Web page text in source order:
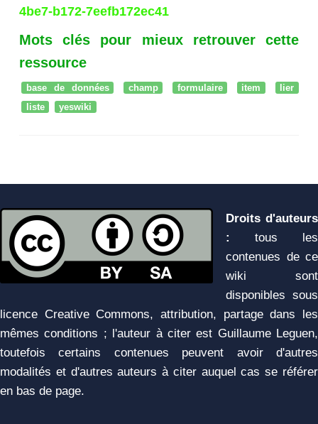
4be7-b172-7eefb172ec41
Mots clés pour mieux retrouver cette
ressource
base de données champ formulaire item
lier
liste
yeswiki
Droits d'auteurs
:
tous les
contenues de ce
wiki sont
disponibles sous
licence Creative Commons, attribution, partage dans les
mêmes conditions ; l'auteur à citer est Guillaume Leguen,
toutefois certains contenues peuvent avoir d'autres
modalités et d'autres auteurs à citer auquel cas se référer
en bas de page.